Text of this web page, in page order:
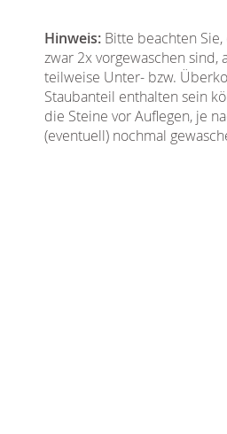
Hinweis: Bitte beachten
zwar 2x vorgewaschen sind,
teilweise Unter- bzw.
Staubanteil enthalten sein
die Steine vor Auflegen, je
(eventuell) nochmal